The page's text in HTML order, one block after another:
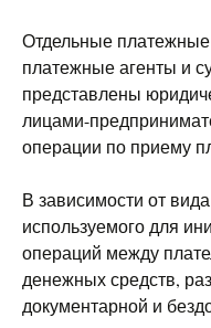
Отдельные платежные
платежные агенты и
представлены
лицами-
операции по приему
В зависимости от
используемого для
операций между
денежных средств,
документарной и